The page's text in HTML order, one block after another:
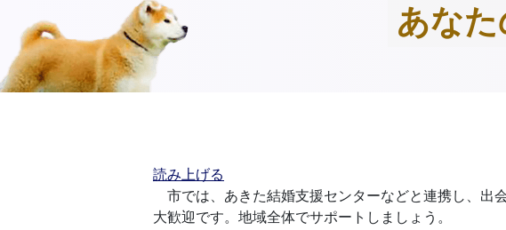
あな
読み上げる
市では、あきた結婚支援センターなどと連携し、出
大歓迎です。地域全体でサポートしましょう。